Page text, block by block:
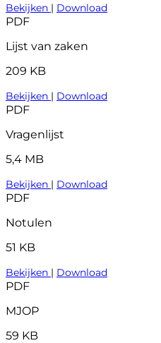
Bekijken | Download
PDF
Lijst van zaken
209 KB
Bekijken | Download
PDF
Vragenlijst
5,4 MB
Bekijken | Download
PDF
Notulen
51 KB
Bekijken | Download
PDF
MJOP
59 KB